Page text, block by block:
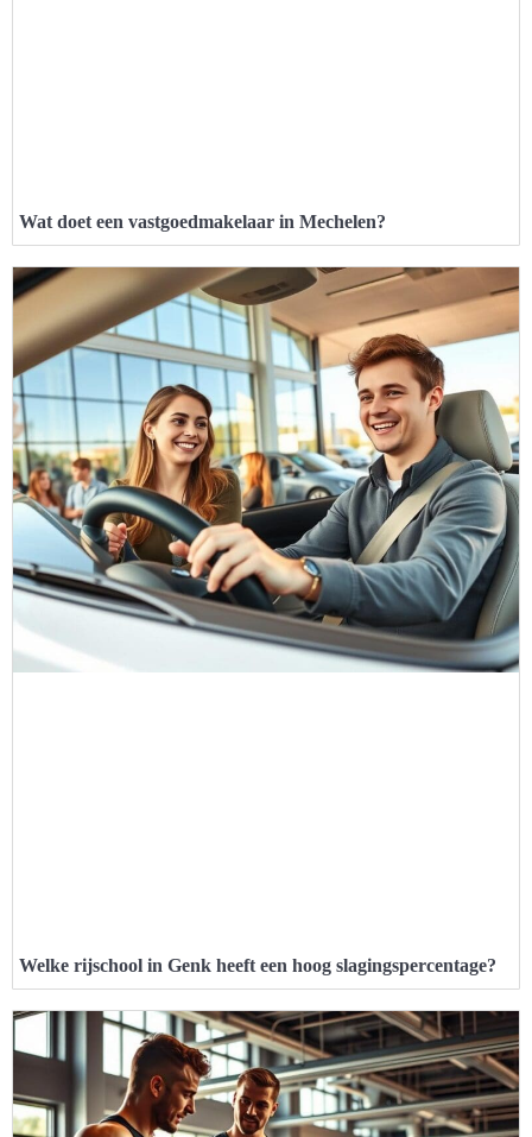
Wat doet een vastgoedmakelaar in Mechelen?
Welke rijschool in Genk heeft een hoog slagingspercentage?